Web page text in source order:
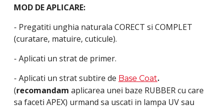
MOD DE APLICARE:
- Pregatiti unghia naturala CORECT si COMPLET
(curatare, matuire, cuticule).
- Aplicati un strat de primer.
- Aplicati un strat subtire de Base Coat.
(recomandam aplicarea unei baze RUBBER cu care
sa faceti APEX) urmand sa uscati in lampa UV sau